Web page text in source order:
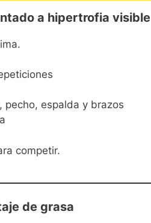
a hipertrofia visible
pecho, espalda y brazos
competir.
de grasa